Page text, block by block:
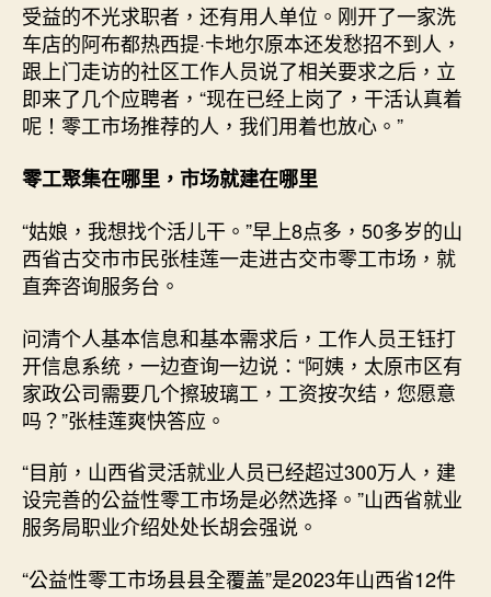
受益的不光求职者，还有用人单位。刚开了一家洗
车店的阿布都热西提·卡地尔原本还发愁招不到人，
跟上门走访的社区工作人员说了相关要求之后，立
即来了几个应聘者，“现在已经上岗了，干活认真着
呢！零工市场推荐的人，我们用着也放心。”
零工聚集在哪里，市场就建在哪里
“姑娘，我想找个活儿干。”早上8点多，50多岁的山
西省古交市市民张桂莲一走进古交市零工市场，就
直奔咨询服务台。
问清个人基本信息和基本需求后，工作人员王钰打
开信息系统，一边查询一边说：“阿姨，太原市区有
家政公司需要几个擦玻璃工，工资按次结，您愿意
吗？”张桂莲爽快答应。
“目前，山西省灵活就业人员已经超过300万人，建
设完善的公益性零工市场是必然选择。”山西省就业
服务局职业介绍处处长胡会强说。
“公益性零工市场县县全覆盖”是2023年山西省12件